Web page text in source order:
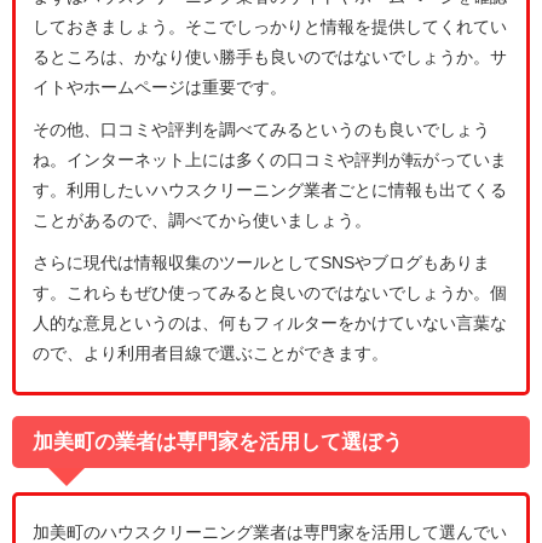
しておきましょう。そこでしっかりと情報を提供してくれてい
るところは、かなり使い勝手も良いのではないでしょうか。サ
イトやホームページは重要です。
その他、口コミや評判を調べてみるというのも良いでしょう
ね。インターネット上には多くの口コミや評判が転がっていま
す。利用したいハウスクリーニング業者ごとに情報も出てくる
ことがあるので、調べてから使いましょう。
さらに現代は情報収集のツールとしてSNSやブログもありま
す。これらもぜひ使ってみると良いのではないでしょうか。個
人的な意見というのは、何もフィルターをかけていない言葉な
ので、より利用者目線で選ぶことができます。
加美町の業者は専門家を活用して選ぼう
加美町のハウスクリーニング業者は専門家を活用して選んでい